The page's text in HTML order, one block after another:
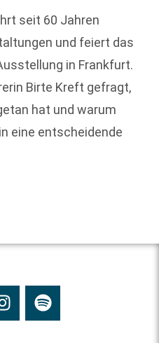
seit 60 Jahren
und feiert das
in Frankfurt.
Birte Kreft gefragt,
hat und warum
eine entscheidende